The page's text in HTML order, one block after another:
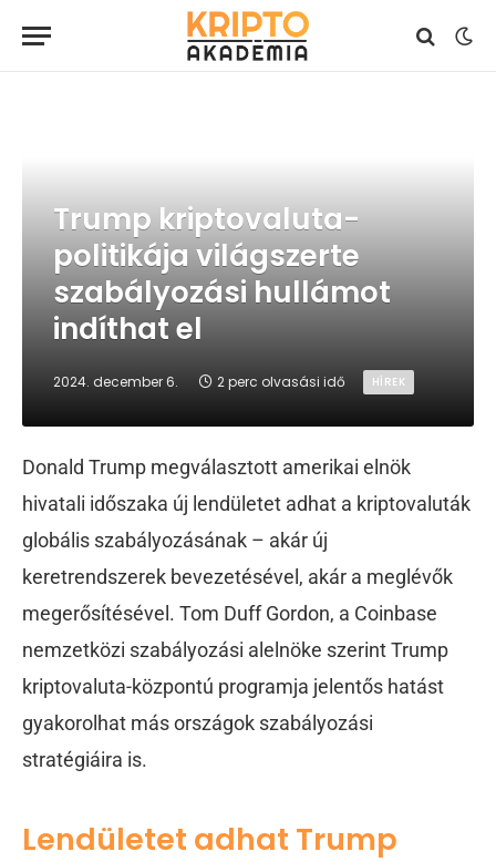
Trump kriptovaluta-
politikája világszerte
szabályozási hullámot
indíthat el
2024. december 6. 2 perc olvasási idő HÍREK
Donald Trump megválasztott amerikai elnök
hivatali időszaka új lendületet adhat a kriptovaluták
globális szabályozásának – akár új
keretrendszerek bevezetésével, akár a meglévők
megerősítésével. Tom Duff Gordon, a Coinbase
nemzetközi szabályozási alelnöke szerint Trump
kriptovaluta-központú programja jelentős hatást
gyakorolhat más országok szabályozási
stratégiáira is.
Lendületet adhat Trump